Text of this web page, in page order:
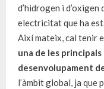
d’hidrogen i d’oxigen
electricitat que ha
Així mateix, cal tenir
una de les
desenvolupament
l’àmbit global, ja que